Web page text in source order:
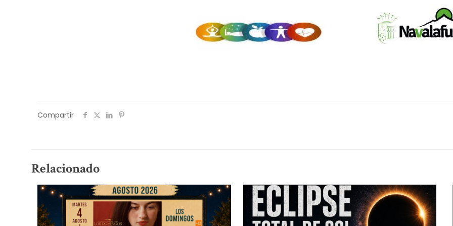
Compartir
Relacionado